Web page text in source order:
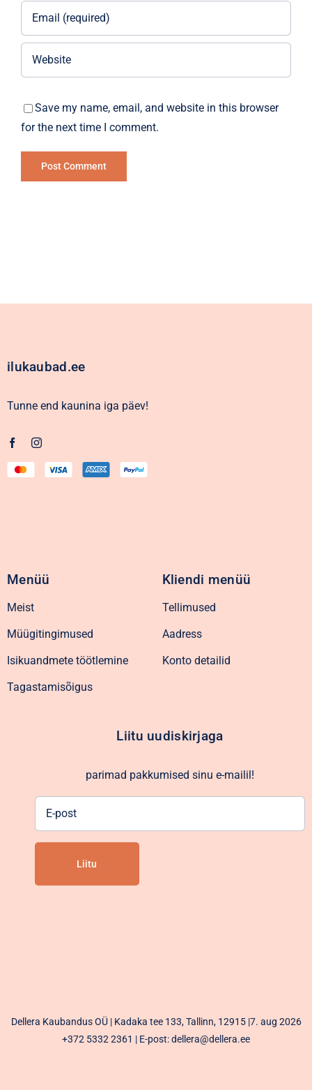
Save my name, email, and website in this browser
for the next time I comment.
ilukaubad.ee
Tunne end kaunina iga päev!
Menüü
Meist
Müügitingimused
Isikuandmete töötlemine
Tagastamisõigus
Kliendi menüü
Tellimused
Aadress
Konto detailid
Liitu uudiskirjaga
parimad pakkumised sinu e-mailil!
Dellera Kaubandus OÜ | Kadaka tee 133, Tallinn, 12915 |7. aug 2026
+372 5332 2361 | E-post: dellera@dellera.ee